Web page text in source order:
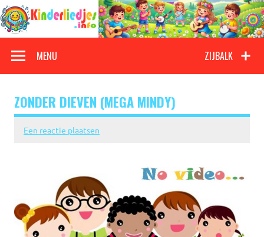
Doorgaan
naar
inhoud
Kinderliedjes
ZIJBALK
MENU
ZONDER DIEVEN (MEGA MINDY)
Een reactie plaatsen